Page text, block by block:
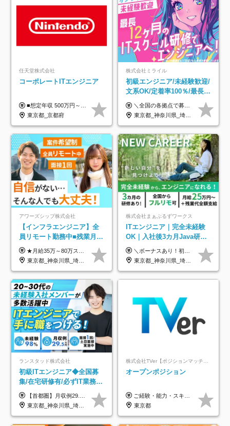
任天堂株式会社
コーポレートITエンジニア
■想定年収 500万円～900万円 月給制 月給278,000円～ ※残業が発生した場合、残業代を別途全額支給します ※試用期間2ヶ月あり(待遇や給与に差異はありません)
東京都_京都府
株式会社ミライル
初級エンジニア/未経験歓迎/
文系OK/定着率100％/最長1
年の自社ITスクール研修あ
り/年休130日
＼全国の各拠点で募集中！／ 給与は以下の通り、勤務地により異なります。 札幌：月給23万円～27万円 仙台：月給22万円～26万円 新潟：月給22万円～26万円 東京：月給26万円～30万円 大阪：月給24万円～29万円 福岡：月給23.5万円～27万円 沖縄：月給21万円～26万円 ◎給与は知識や経験を考慮して決定します。 ◎残業は別途全額支給します。 ◎試用期間12カ月あり（給与は以下の通りです。その他条件に変更はありません） （試用期間の給与） 札幌：月給18.6万円～ 仙台：月給19万円～ 新潟：月給18万円～ 東京：月給22万円～ 大阪：月給20.8万円～ 福岡：月給19万円～ 沖縄：月給18万円～
東京都_神奈川県_埼玉県_千葉県_大阪府_愛知県_北海道_青森県_岩手県_宮城県_秋田県_山形県_福島県_茨城県_栃木県_群馬県_新潟県_山梨県_長野県_富山県_石川県_福井県_静岡県_岐阜県_三重県_兵庫県_京都府_滋賀県_奈良県_和歌山県_広島県_岡山県_鳥取県_島根県_山口県_徳島県_香川県_愛媛県_高知県_福岡県_熊本県_佐賀県_長崎県_大分県_宮崎県_鹿児島県_沖縄県
アワーズシップ株式会社
【インフラエンジニア】全
員リモート勤務中■残業月
3h■最大3ヶ月の連休あり■
年休126日■20～30代活躍
中！
★月給35万～80万スタートも可 【未経験の方】 ■月給26万～80万＋賞与年2回（年2ヶ月分） 【何かしらのインフラエンジニア経験をお持ちの方】 ■月給35万～80万＋賞与年2回（年2ヶ月分） ※スキル・経験などを考慮し決定します ※試用期間6ヶ月あり。期間中は契約社員となります。その他の待遇に差異はありません（試用期間終了後、昇給の可能性あり） ※上記金額には固定残業代（月30時間分／4万9600円～15万2600円）を含みます。超過分は別途支給いたします。 ＼頑張りはインセンティブで還元！／ クライアントに貢献度を評価され、当社のエンジニアが追加で案件に参画することになるなど、会社にとって利益になる行動はしっかり評価します。 会社の成長に貢献できていることを実感でき、「もっと頑張ろう」と思える体制づくりを整えています！
東京都_神奈川県_埼玉県_千葉県_大阪府
株式会社まぁぶるずワークス
ITエンジニア｜完全未経験
OK｜入社後3カ月Java研修
｜リモート率8割以上｜充実
のキャリア支援｜残業月10h
＼ボーナスあり！初年度から年収300万円以上／ ■月給25万円～35万円＋残業代全額支給＋各種手当＋賞与年1回 ◎経験・年齢・スキルなどを考慮し、できるだけ優遇します ◎試用期間中(3カ月)は契約社員で、月給21万円＋諸手当になります。 (試用期間中は残業が発生しません。その他の待遇に変更はありません) ----------------- ＼3つの評価軸！実力次第で早期収入アップ！／ 【1】スキル(IT理解、実装力、設計) 【2】実務力(現場評価、コミュ力、品質) 【3】姿勢(自走力、意欲、責任感) この3つの評価軸で、3カ月ごとに評価。社内グレードにより、給与が決まる明確な仕組みです。何ができれば給与が上がるのか分かりやすく、実力や努力次第で早期に収入を増やせます！ 【固定残業代について】 なし（残業代は、実際の労働時間に応じて別途全額支給）
東京都_神奈川県_埼玉県_千葉県_大阪府_愛知県_北海道_青森県_岩手県_宮城県_秋田県_山形県_福島県_茨城県_栃木県_群馬県_新潟県_山梨県_長野県_富山県_石川県_福井県_静岡県_岐阜県_三重県_兵庫県_京都府_滋賀県_奈良県_和歌山県_広島県_岡山県_鳥取県_島根県_山口県_徳島県_香川県_愛媛県_高知県_福岡県_熊本県_佐賀県_長崎県_大分県_宮崎県_鹿児島県_沖縄県
ランスタッド株式会社
初級ITエンジニア◆全国募
集/在宅研修有/必ずIT業務配
属/月収例29.5万円/Web面接
1回/SE
【首都圏】月収例29.5万円（月給26万円＋諸手当） 【東海・関西】月収例28.5万円（月給25万円＋諸手当） 【九州】月収例26万円（月給23万円＋諸手当） ※経験・スキル・前職給与を踏まえ、総合的に判断して決定します。 例：首都圏 月収例31万円（月給27万円＋諸手当） ◆各種手当 ・通勤手当（上限4万円まで） ・残業代手当（1分単位で全額支給） ※固定残業代制は採用しておりません ・深夜勤務手当 ・資格取得支援（ランクに応じてお祝い金1万円～10万円を支給） ◆昇給：年1回 ◆補足 ・研修中1ヶ月間は、時給1670円となります。 ・試用期間6ヶ月あり。その間の待遇に変更はありません。 ※詳細は面接時にご案内します。
東京都_神奈川県_埼玉県_千葉県_大阪府_愛知県_兵庫県_京都府_福岡県
オープンポジション
ご経験・能力・スキル等により、当社基準にて優遇・相談のうえ決定いたします。
東京都